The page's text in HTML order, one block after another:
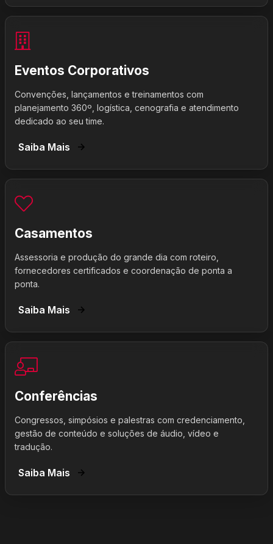
Eventos Corporativos
Convenções, lançamentos e treinamentos com
planejamento 360º, logística, cenografia e atendimento
dedicado ao seu time.
Saiba Mais
Casamentos
Assessoria e produção do grande dia com roteiro,
fornecedores certificados e coordenação de ponta a
ponta.
Saiba Mais
Conferências
Congressos, simpósios e palestras com credenciamento,
gestão de conteúdo e soluções de áudio, vídeo e
tradução.
Saiba Mais